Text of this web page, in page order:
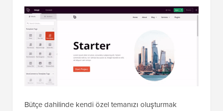
Bütçe dahilinde kendi özel temanızı oluşturmak